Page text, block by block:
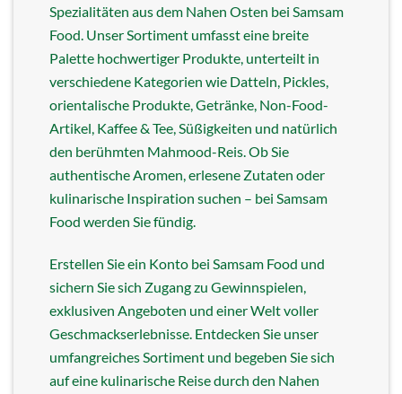
Spezialitäten aus dem Nahen Osten bei Samsam
Food. Unser Sortiment umfasst eine breite
Palette hochwertiger Produkte, unterteilt in
verschiedene Kategorien wie Datteln, Pickles,
orientalische Produkte, Getränke, Non-Food-
Artikel, Kaffee & Tee, Süßigkeiten und natürlich
den berühmten Mahmood-Reis. Ob Sie
authentische Aromen, erlesene Zutaten oder
kulinarische Inspiration suchen – bei Samsam
Food werden Sie fündig.
Erstellen Sie ein Konto bei Samsam Food und
sichern Sie sich Zugang zu Gewinnspielen,
exklusiven Angeboten und einer Welt voller
Geschmackserlebnisse. Entdecken Sie unser
umfangreiches Sortiment und begeben Sie sich
auf eine kulinarische Reise durch den Nahen